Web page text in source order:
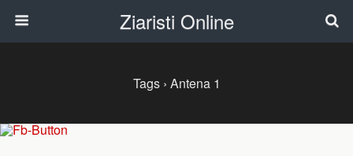
Ziaristi Online
Tags › Antena 1